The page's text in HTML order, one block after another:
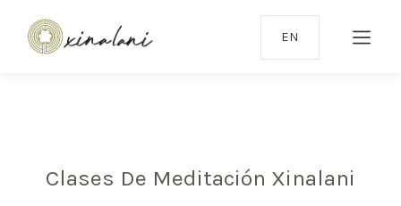
EN
Clases De Meditación Xinalani